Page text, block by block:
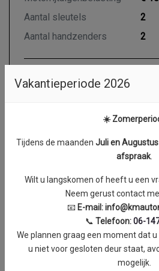
Aantal sleutels
2
Aantal handzenders
2
Motor en
4
Vermogen
103
Topsnelheid
203
Acceleratie (0-100 km/h)
Maximum aantal toeren
Vakantieperiode 2026
☀️
Tijdens de maanden Juli en Augustus
afspraak.
Wilt u langskomen of heeft u een
Neem gerust contact
📧 E-mail:
📞 Telefoon:06-
We plannen graag een moment dat
u niet voor gesloten deur staat,
mogelijk.